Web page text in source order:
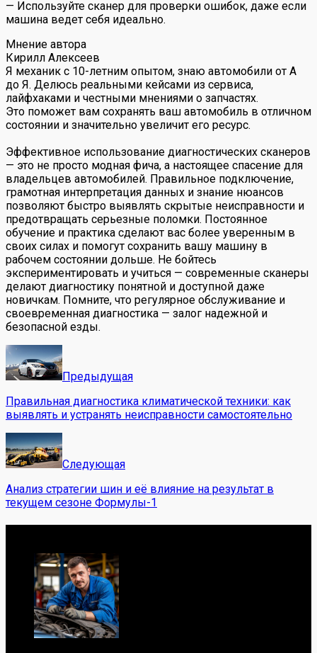
— Используйте сканер для проверки ошибок, даже если
машина ведет себя идеально.
Мнение автора
Кирилл Алексеев
Я механик с 10-летним опытом, знаю автомобили от А
до Я. Делюсь реальными кейсами из сервиса,
лайфхаками и честными мнениями о запчастях.
Это поможет вам сохранять ваш автомобиль в отличном
состоянии и значительно увеличит его ресурс.
Эффективное использование диагностических сканеров
— это не просто модная фича, а настоящее спасение для
владельцев автомобилей. Правильное подключение,
грамотная интерпретация данных и знание нюансов
позволяют быстро выявлять скрытые неисправности и
предотвращать серьезные поломки. Постоянное
обучение и практика сделают вас более уверенным в
своих силах и помогут сохранить вашу машину в
рабочем состоянии дольше. Не бойтесь
экспериментировать и учиться — современные сканеры
делают диагностику понятной и доступной даже
новичкам. Помните, что регулярное обслуживание и
своевременная диагностика — залог надежной и
безопасной езды.
Предыдущая
Правильная диагностика климатической техники: как
выявлять и устранять неисправности самостоятельно
Следующая
Анализ стратегии шин и её влияние на результат в
текущем сезоне Формулы-1